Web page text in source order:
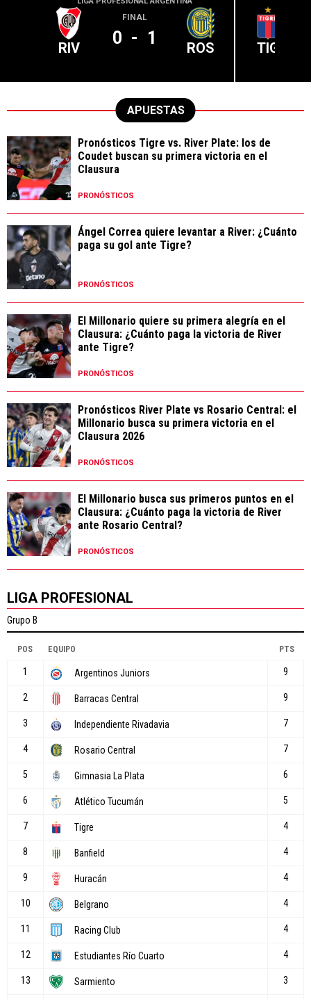
RIV
FINAL
0 - 1 ROS TIG
APUESTAS
Pronósticos Tigre vs. River Plate: los de
Coudet buscan su primera victoria en el
Clausura
PRONÓSTICOS
Ángel Correa quiere levantar a River: ¿Cuánto
paga su gol ante Tigre?
PRONÓSTICOS
El Millonario quiere su primera alegría en el
Clausura: ¿Cuánto paga la victoria de River
ante Tigre?
PRONÓSTICOS
Pronósticos River Plate vs Rosario Central: el
Millonario busca su primera victoria en el
Clausura 2026
PRONÓSTICOS
El Millonario busca sus primeros puntos en el
Clausura: ¿Cuánto paga la victoria de River
ante Rosario Central?
PRONÓSTICOS
LIGA PROFESIONAL